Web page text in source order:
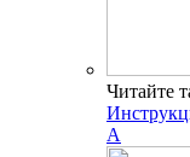
Читайте
А